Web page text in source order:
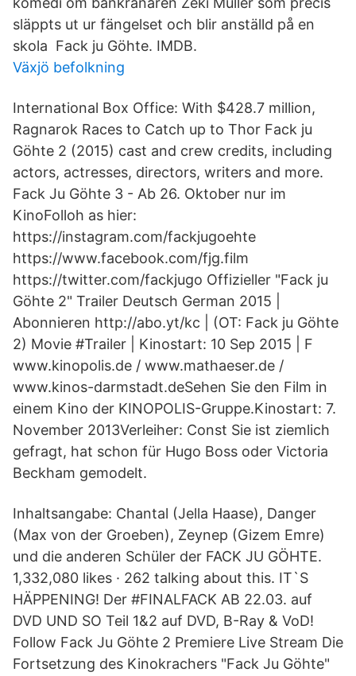
släppts ut ur fängelset och blir anställd på en
skola Fack ju Göhte. IMDB.
Växjö befolkning
International Box Office: With $428.7 million,
Ragnarok Races to Catch up to Thor Fack ju
Göhte 2 (2015) cast and crew credits, including
actors, actresses, directors, writers and more.
Fack Ju Göhte 3 - Ab 26. Oktober nur im
KinoFolloh as hier:
https://instagram.com/fackjugoehte
https://www.facebook.com/fjg.film
https://twitter.com/fackjugo Offizieller "Fack ju
Göhte 2" Trailer Deutsch German 2015 |
Abonnieren http://abo.yt/kc | (OT: Fack ju Göhte
2) Movie #Trailer | Kinostart: 10 Sep 2015 | F
www.kinopolis.de / www.mathaeser.de /
www.kinos-darmstadt.deSehen Sie den Film in
einem Kino der KINOPOLIS-Gruppe.Kinostart: 7.
November 2013Verleiher: Const Sie ist ziemlich
gefragt, hat schon für Hugo Boss oder Victoria
Beckham gemodelt.
Inhaltsangabe: Chantal (Jella Haase), Danger
(Max von der Groeben), Zeynep (Gizem Emre)
und die anderen Schüler der FACK JU GÖHTE.
1,332,080 likes · 262 talking about this. IT`S
HÄPPENING! Der #FINALFACK AB 22.03. auf
DVD UND SO Teil 1&2 auf DVD, B-Ray & VoD!
Follow Fack Ju Göhte 2 Premiere Live Stream Die
Fortsetzung des Kinokrachers "Fack Ju Göhte"